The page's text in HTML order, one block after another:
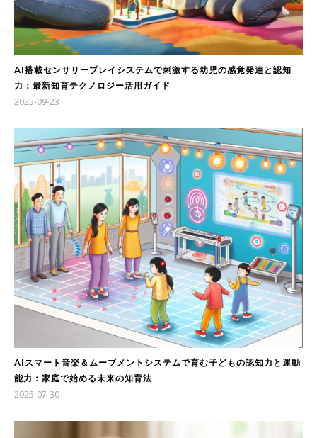
AI搭載センサリープレイシステムで刺激する幼児の感覚発達と認知
力：最新知育テクノロジー活用ガイド
2025-09-23
AIスマート音楽＆ムーブメントシステムで育む子どもの認知力と運動
能力：家庭で始める未来の知育法
2025-07-30